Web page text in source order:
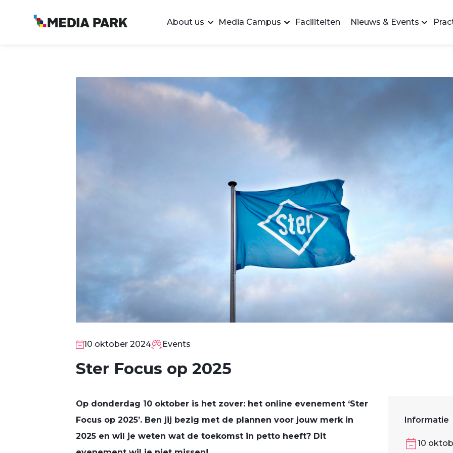
About us Media Campus Faciliteiten Nieuws & Events
10
OKT
10 oktober 2024 Events
Ster Focus op 2025
Informatie
10
Op donderdag 10 oktober is het zover: het online evenement ‘Ster
Focus op 2025’. Ben jij bezig met de plannen voor jouw merk in
2025 en wil je weten wat de toekomst in petto heeft? Dit